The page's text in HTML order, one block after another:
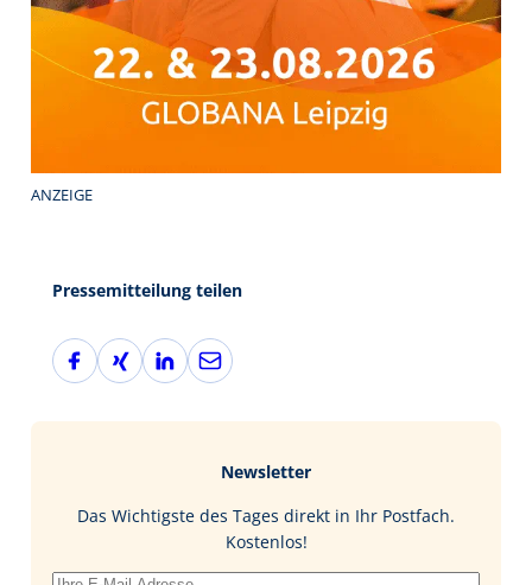
ANZEIGE
Pressemitteilung teilen
F
a
X
i
L
i
I
E
-
Newsletter
Das Wichtigste des Tages direkt in Ihr Postfach.
Kostenlos!